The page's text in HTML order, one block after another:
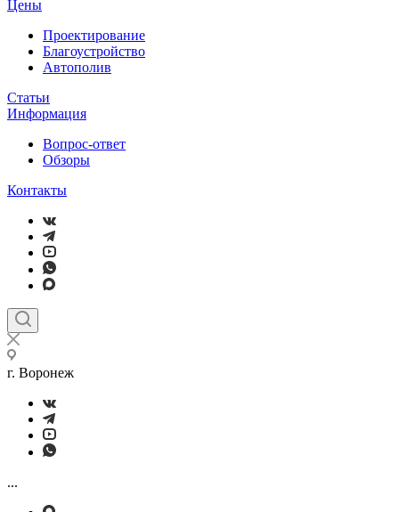
Цены
Проектирование
Благоустройство
Автополив
Статьи
Информация
Вопрос-ответ
Обзоры
Контакты
г. Воронеж
...